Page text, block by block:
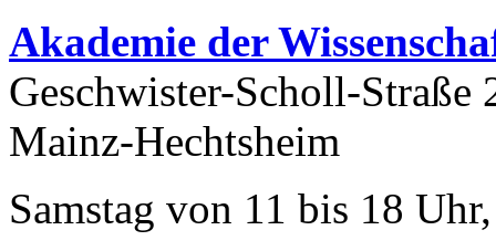
Akademie der
Geschwister-Scholl-Straße
Mainz-Hechtsheim
Samstag von 11 bis 18